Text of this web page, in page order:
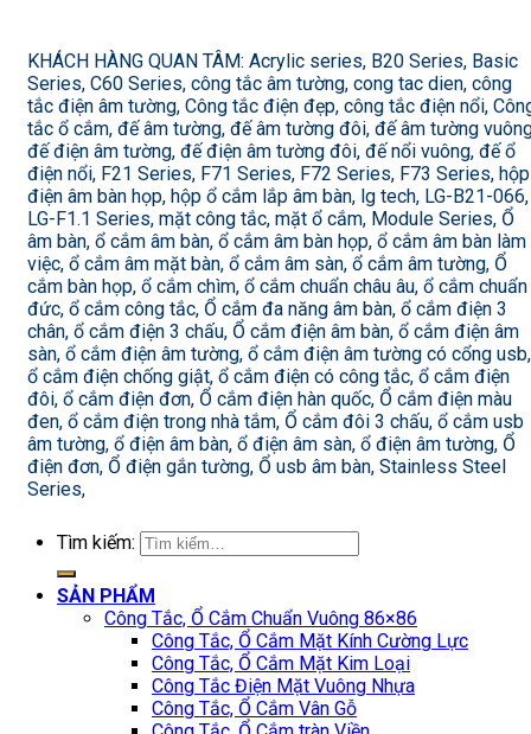
KHÁCH HÀNG QUAN TÂM: Acrylic series, B20 Series, Basic
Series, C60 Series, công tắc âm tường, cong tac dien, công
tắc điện âm tường, Công tắc điện đẹp, công tắc điện nổi,
tắc ổ cắm, đế âm tường, đế âm tường đôi, đế âm tường
đế điện âm tường, đế điện âm tường đôi, đế nổi vuông, đế ổ
điện nổi, F21 Series, F71 Series, F72 Series, F73 Series, hộp
điện âm bàn họp, hộp ổ cắm lắp âm bàn, lg tech, LG-B21-066,
LG-F1.1 Series, mặt công tắc, mặt ổ cắm, Module Series, Ổ
âm bàn, ổ cắm âm bàn, ổ cắm âm bàn họp, ổ cắm âm bàn làm
việc, ổ cắm âm mặt bàn, ổ cắm âm sàn, ổ cắm âm tường, Ổ
cắm bàn họp, ổ cắm chìm, ổ cắm chuẩn châu âu, ổ cắm chuẩn
đức, ổ cắm công tắc, Ổ cắm đa năng âm bàn, ổ cắm điện 3
chân, ổ cắm điện 3 chấu, Ổ cắm điện âm bàn, ổ cắm điện âm
sàn, ổ cắm điện âm tường, ổ cắm điện âm tường có cổng usb,
ổ cắm điện chống giật, ổ cắm điện có công tắc, ổ cắm điện
đôi, ổ cắm điện đơn, Ổ cắm điện hàn quốc, Ổ cắm điện màu
đen, ổ cắm điện trong nhà tắm, Ổ cắm đôi 3 chấu, ổ cắm usb
âm tường, ổ điện âm bàn, ổ điện âm sàn, ổ điện âm tường, Ổ
điện đơn, Ổ điện gắn tường, Ổ usb âm bàn, Stainless Steel
Series,
Tìm kiếm:
SẢN PHẨM
Công Tắc, Ổ Cắm Chuẩn Vuông 86×86
Công Tắc, Ổ Cắm Mặt Kính Cường Lực
Công Tắc, Ổ Cắm Mặt Kim Loại
Công Tắc Điện Mặt Vuông Nhựa
Công Tắc, Ổ Cắm Vân Gỗ